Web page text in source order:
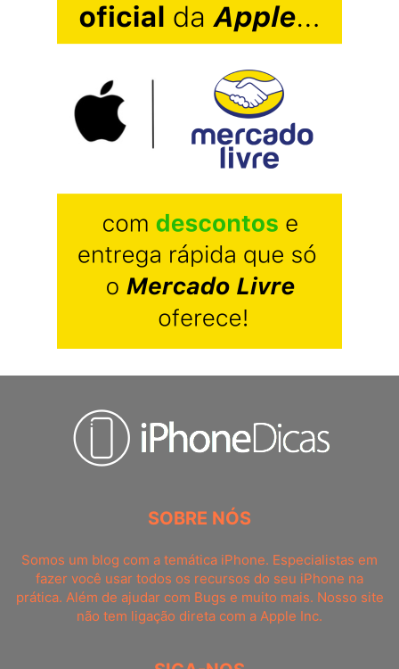
SOBRE NÓS
Somos um blog com a temática iPhone. Especialistas em
fazer você usar todos os recursos do seu iPhone na
prática. Além de ajudar com Bugs e muito mais. Nosso site
não tem ligação direta com a Apple Inc.